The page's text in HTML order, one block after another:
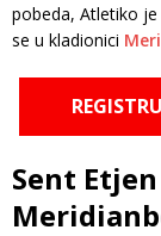
pobeda, Atletiko
se u kladionici
Sent Etjen